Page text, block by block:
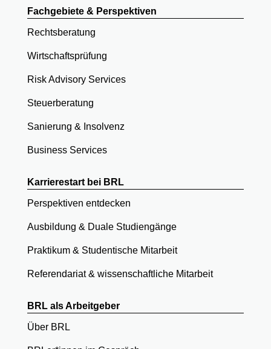
Fachgebiete & Perspektiven
Rechtsberatung
Wirtschaftsprüfung
Risk Advisory Services
Steuerberatung
Sanierung & Insolvenz
Business Services
Karrierestart bei BRL
Perspektiven entdecken
Ausbildung & Duale Studiengänge
Praktikum & Studentische Mitarbeit
Referendariat & wissenschaftliche Mitarbeit
BRL als Arbeitgeber
Über BRL